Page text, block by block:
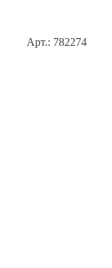
Арт.: 782274